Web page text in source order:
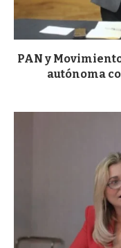
PAN y
autónoma